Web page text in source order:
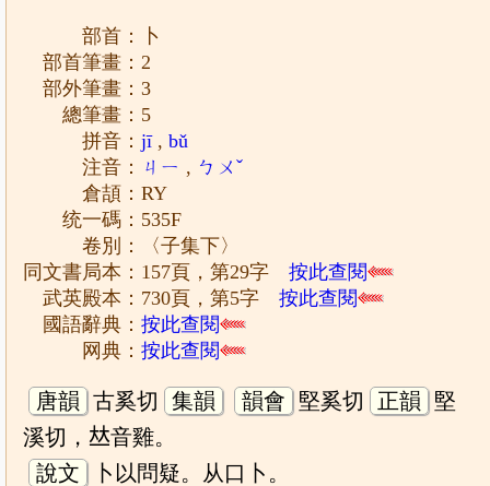
部首：卜
部首筆畫：2
部外筆畫：3
總筆畫：5
拼音：jī,bǔ
注音： ㄐㄧ , ㄅㄨˇ
倉頡：RY
统一碼：535F
卷別：〈子集下〉
同文書局本：157頁，第29字按此查閱
武英殿本：730頁，第5字按此查閱
國語辭典：按此查閱
网典：按此查閱
唐韻 古奚切 集韻 韻會 堅奚切 正韻
堅
溪切，𠀤音雞。
說文
卜以問疑。从口卜。